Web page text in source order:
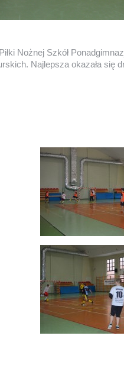
Nożnej Szkół
Najlepsza okazała się